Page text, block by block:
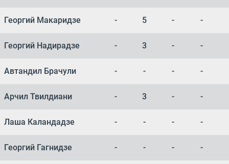
Георгий Макаридзе - 5 - -
Георгий Надирадзе - 3 - -
Автандил Брачули - - - -
Арчил Твилдиани - 3 - -
Лаша Каландадзе - - - -
Георгий Гагнидзе - - - -